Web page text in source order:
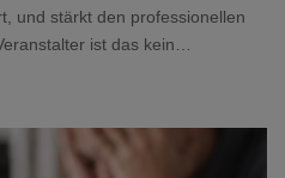
und stärkt den professionellen
ist das kein
oder mehreren